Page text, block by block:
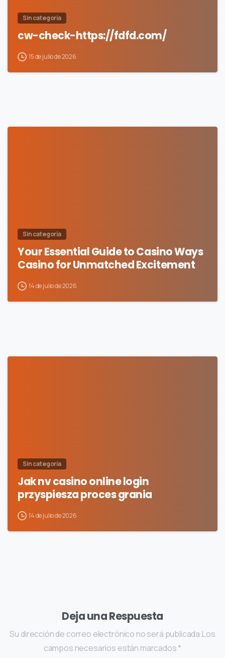
Sin categoría
cw-check-https://fdfd.com/
15 de julio de 2026
Sin categoría
Your Essential Guide to Casino Ways
Casino for Unmatched Excitement
14 de julio de 2026
Sin categoría
Jak nv casino online login
przyspiesza proces grania
14 de julio de 2026
Deja una Respuesta
Su dirección de correo electrónico no será publicada.Los
campos necesarios están marcados *